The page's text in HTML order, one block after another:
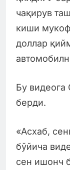
чақирув
киши
доллар
Бу
берди.
«Асхаб,
бўйича
сен ишонч